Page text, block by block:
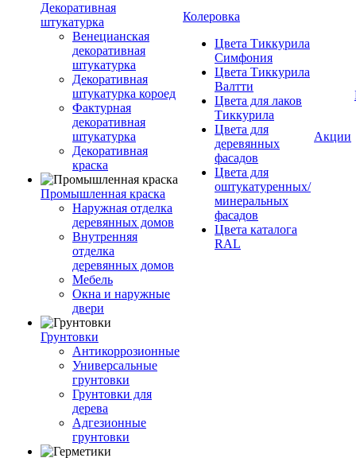
Декоративная
штукатурка
Венецианская
декоративная
штукатурка
Декоративная
штукатурка короед
Фактурная
декоративная
штукатурка
Декоративная
краска
Промышленная краска
Наружная отделка
деревянных домов
Внутренняя
отделка
деревянных домов
Мебель
Окна и наружные
двери
Грунтовки
Антикоррозионные
Универсальные
грунтовки
Грунтовки для
дерева
Адгезионные
грунтовки
Колеровка
Цвета Тиккурила
Симфония
Цвета Тиккурила
Валтти
Цвета для лаков
Тиккурила
Цвета для
деревянных
фасадов
Цвета для
оштукатуренных/
минеральных
фасадов
Цвета каталога
RAL
Акции